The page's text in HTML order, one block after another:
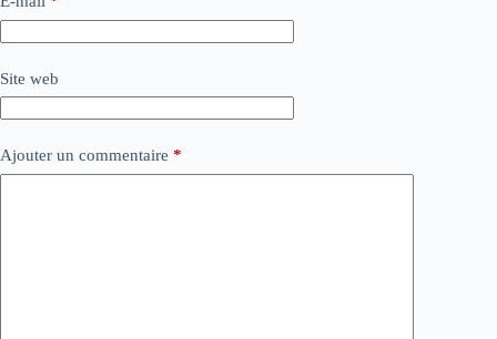
Site web
Ajouter un commentaire *